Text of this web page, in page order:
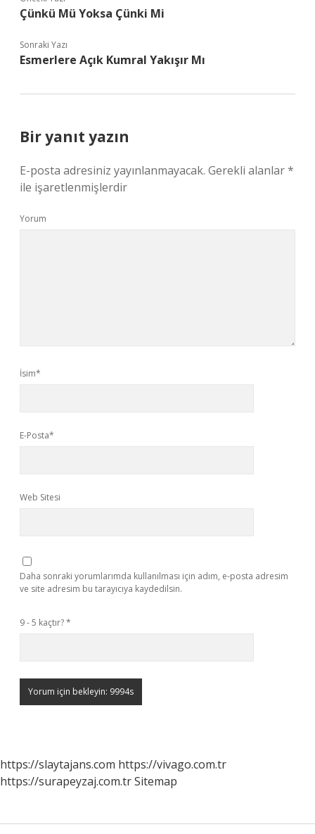
Çünkü Mü Yoksa Çünki Mi
Sonraki Yazı
Esmerlere Açık Kumral Yakışır Mı
Bir yanıt yazın
E-posta adresiniz yayınlanmayacak. Gerekli alanlar*
ile işaretlenmişlerdir
Yorum
İsim*
E-Posta*
Web Sitesi
Daha sonraki yorumlarımda kullanılması için adım, e-posta adresim
ve site adresim bu tarayıcıya kaydedilsin.
9 - 5 kaçtır?*
https://slaytajans.com https://vivago.com.tr
https://surapeyzaj.com.trSitemap